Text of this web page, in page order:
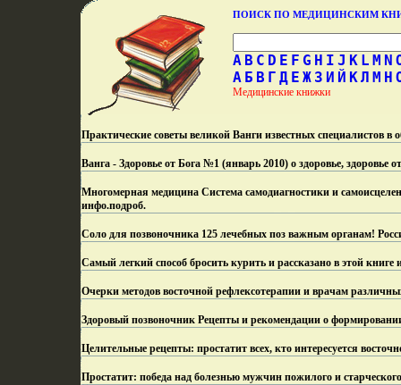
ПОИСК ПО МЕДИЦИНСКИМ
A B C D E F G H I J K L M N
А Б В Г Д Е Ж З И Й КЛ М Н
Медицинские книжки
Практические советы великой Ванги известных специалистов в
Ванга - Здоровье от Бога №1 (январь 2010) о здоровье, здоровье
Многомерная медицина Система самодиагностики и
инфо.подроб.
Соло для позвоночника 125 лечебных поз важным органам!
Самый легкий способ бросить курить и рассказано в этой книге
Очерки методов восточной рефлексотерапии и врачам
Здоровый позвоночник Рецепты и рекомендации о
Целительные рецепты: простатит всех, кто интересуется
Простатит: победа над болезнью мужчин пожилого и